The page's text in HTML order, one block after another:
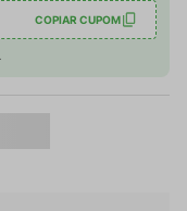
COPIAR CUPOM